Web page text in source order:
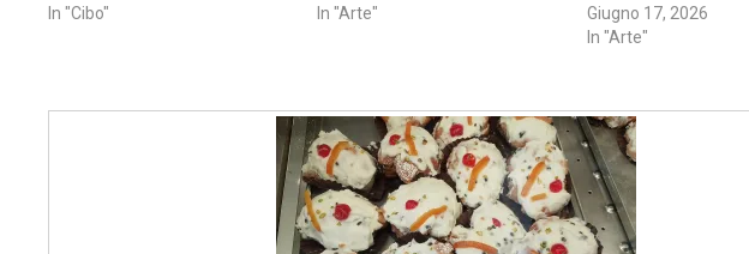
In "Cibo"
In "Arte"
Giugno 17, 2026
In "Arte"